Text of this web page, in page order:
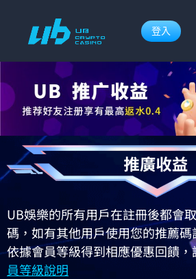
登入
UB娛樂的所有用戶在註冊後都會
碼，如有其他用戶使用您的推薦
依據會員等級得到相應優惠回饋
員等級說明